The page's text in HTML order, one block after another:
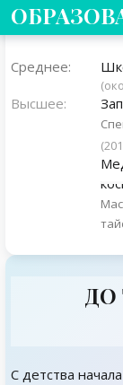
Среднее:
Высшее:
ДО
С детства